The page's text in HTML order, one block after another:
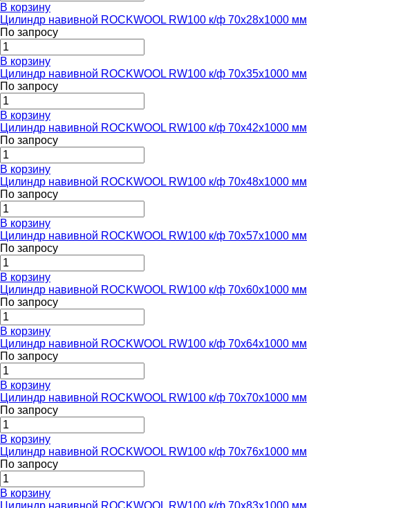
В корзину
Цилиндр навивной ROCKWOOL RW100 к/ф 70x28x1000 мм
По запросу
В корзину
Цилиндр навивной ROCKWOOL RW100 к/ф 70x35x1000 мм
По запросу
В корзину
Цилиндр навивной ROCKWOOL RW100 к/ф 70x42x1000 мм
По запросу
В корзину
Цилиндр навивной ROCKWOOL RW100 к/ф 70x48x1000 мм
По запросу
В корзину
Цилиндр навивной ROCKWOOL RW100 к/ф 70x57x1000 мм
По запросу
В корзину
Цилиндр навивной ROCKWOOL RW100 к/ф 70x60x1000 мм
По запросу
В корзину
Цилиндр навивной ROCKWOOL RW100 к/ф 70x64x1000 мм
По запросу
В корзину
Цилиндр навивной ROCKWOOL RW100 к/ф 70x70x1000 мм
По запросу
В корзину
Цилиндр навивной ROCKWOOL RW100 к/ф 70x76x1000 мм
По запросу
В корзину
Цилиндр навивной ROCKWOOL RW100 к/ф 70x83x1000 мм